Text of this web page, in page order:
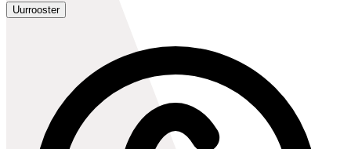
Uurrooster